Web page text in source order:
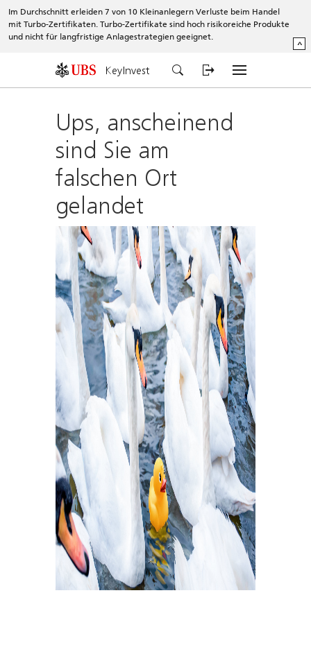
Im Durchschnitt erleiden 7 von 10 Kleinanlegern Verluste beim Handel
mit Turbo-Zertifikaten. Turbo-Zertifikate sind hoch risikoreiche Produkte
und nicht für langfristige Anlagestrategien geeignet.
^
KeyInvest
Ups, anscheinend
sind Sie am
falschen Ort
gelandet